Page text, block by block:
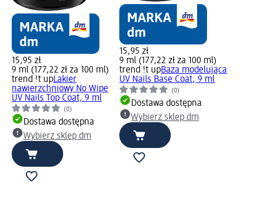
15,95 zł
9 ml (177,22 zł za 100 ml)
trend !t upLakier
nawierzchniowy No Wipe
UV Nails Top Coat, 9 ml
(0)
Dostawa dostępna
Wybierz sklep dm
15,95 zł
9 ml (177,22 zł za 100 ml)
trend !t upBaza modelująca
UV Nails Base Coat, 9 ml
(0)
Dostawa dostępna
Wybierz sklep dm